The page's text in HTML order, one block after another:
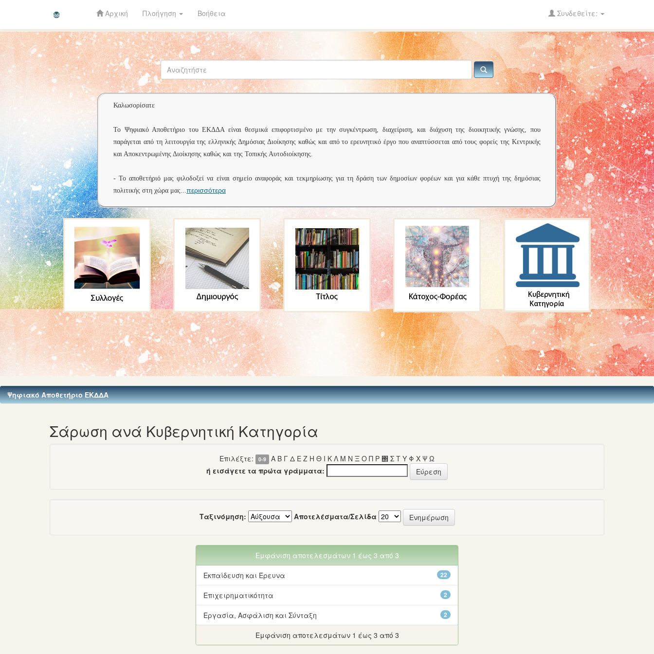
Skip
navigation
Αρχική Πλοήγηση Βοήθεια Συνδεθείτε:
Καλωσορίσατε
Το Ψηφιακό Αποθετήριο του ΕΚΔΔΑ είναι θεσμικά επιφορτισμένο με την συγκέντρωση, διαχείριση, και διάχυση της διοικητικής γνώσης, που
παράγεται από τη λειτουργία της ελληνικής Δημόσιας Διοίκησης καθώς και από το ερευνητικό έργο που αναπτύσσεται από τους φορείς της Κεντρικής
και Αποκεντρωμένης Διοίκησης καθώς και της Τοπικής Αυτοδιοίκησης.
- Το αποθετήριό μας φιλοδοξεί να είναι σημείο αναφοράς και τεκμηρίωσης για τη δράση των δημοσίων φορέων και για κάθε πτυχή της δημόσιας
πολιτικής στη χώρα μας...περισσότερα
Ψηφιακό Αποθετήριο ΕΚΔΔΑ
Σάρωση ανά Κυβερνητική Κατηγορία
Επιλέξτε: 0-9 Α Β Γ Δ Ε Ζ Η Θ Ι Κ Λ Μ Ν Ξ Ο Π Ρ ΢ Σ Τ Υ Φ Χ Ψ Ω
ή εισάγετε τα πρώτα γράμματα:
Ταξινόμηση: Αποτελέσματα/Σελίδα
Εμφάνιση αποτελεσμάτων 1 έως 3 από 3
Εκπαίδευση και Έρευνα 22
Επιχειρηματικότητα 2
Εργασία, Ασφάλιση και Σύνταξη 2
Εμφάνιση αποτελεσμάτων 1 έως 3 από 3